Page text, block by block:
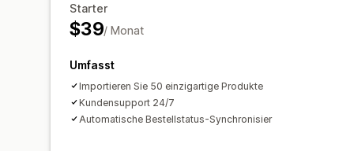
Starter
$39/ Monat
Umfasst
Importieren Sie 50 einzigartige Produkte
Kundensupport 24/7
Automatische Bestellstatus-Synchronisier